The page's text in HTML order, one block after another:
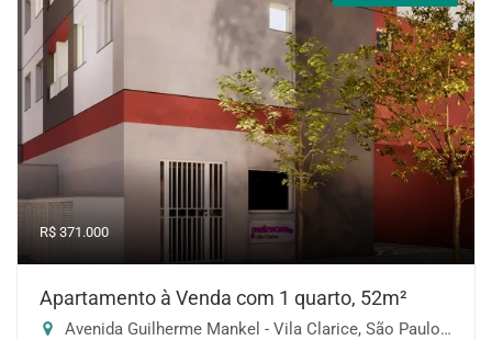
R$ 371.000
Apartamento à Venda com 1 quarto, 52m²
Avenida Guilherme Mankel - Vila Clarice, São Paulo-SP